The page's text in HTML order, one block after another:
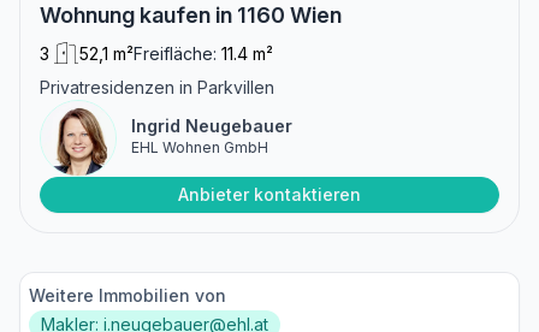
Wohnung kaufen in 1160 Wien
3 52,1 m²Freifläche: 11.4 m²
Privatresidenzen in Parkvillen
Ingrid Neugebauer
EHL Wohnen GmbH
Anbieter kontaktieren
Weitere Immobilien von
Makler: i.neugebauer@ehl.at